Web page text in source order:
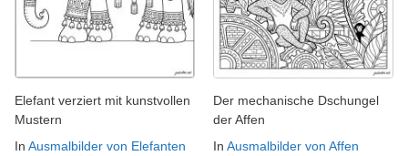
Elefant verziert mit kunstvollen
Mustern
In Ausmalbilder von Elefanten
Der mechanische Dschungel
der Affen
In Ausmalbilder von Affen